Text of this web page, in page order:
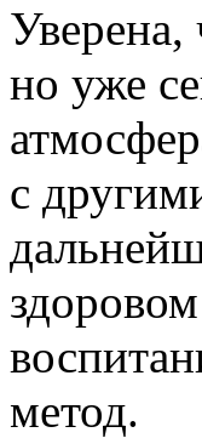
Уверена,
но уже
с
метод.